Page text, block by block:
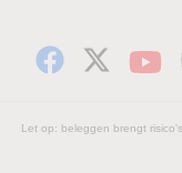
Let op: beleggen brengt